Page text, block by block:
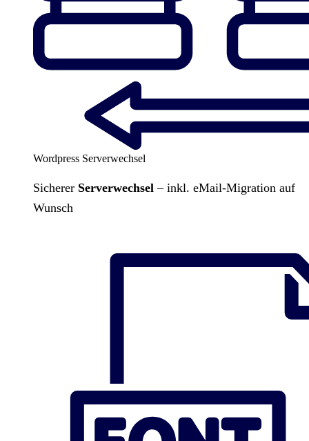
Wordpress Serverwechsel
Sicherer Serverwechsel – inkl. eMail-Migration auf
Wunsch